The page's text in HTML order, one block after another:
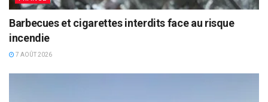
Barbecues et cigarettes interdits face au risque
incendie
7 AOÛT 2026